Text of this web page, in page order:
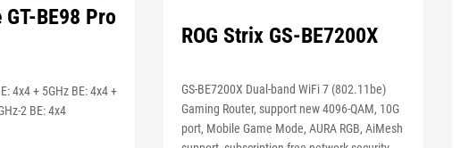
GT-BE98 Pro
4x4 + 5GHz BE: 4x4 +
2 BE: 4x4
ROG Strix GS-BE7200X
GS-BE7200X Dual-band WiFi 7 (802.11be)
Gaming Router, support new 4096-QAM, 10G
port, Mobile Game Mode, AURA RGB, AiMesh